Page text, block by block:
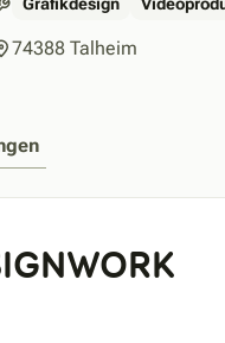
74388 Talheim